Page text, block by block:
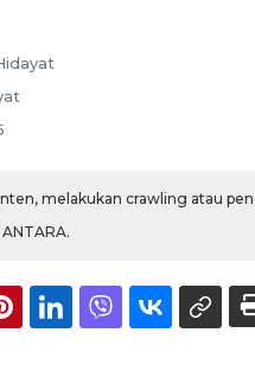
melakukan crawling atau